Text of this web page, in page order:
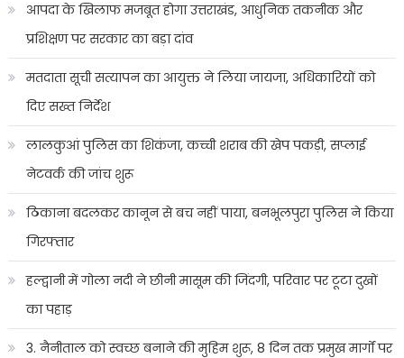
आपदा के खिलाफ मजबूत होगा उत्तराखंड, आधुनिक तकनीक और
प्रशिक्षण पर सरकार का बड़ा दांव
मतदाता सूची सत्यापन का आयुक्त ने लिया जायजा, अधिकारियों को
दिए सख्त निर्देश
लालकुआं पुलिस का शिकंजा, कच्ची शराब की खेप पकड़ी, सप्लाई
नेटवर्क की जांच शुरू
ठिकाना बदलकर कानून से बच नहीं पाया, बनभूलपुरा पुलिस ने किया
गिरफ्तार
हल्द्वानी में गोला नदी ने छीनी मासूम की जिंदगी, परिवार पर टूटा दुखों
का पहाड़
3. नैनीताल को स्वच्छ बनाने की मुहिम शुरू, 8 दिन तक प्रमुख मार्गों पर